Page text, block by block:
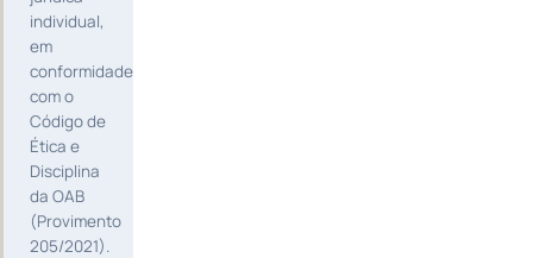
individual,
em
conformidade
com o
Código de
Ética e
Disciplina
da OAB
(Provimento
205/2021).